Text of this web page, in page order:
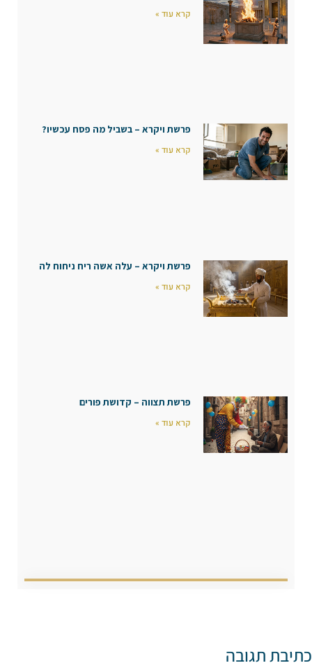
קרא עוד »
פרשת ויקרא – בשביל מה פסח עכשיו?
קרא עוד »
פרשת ויקרא – עלה אשה ריח ניחוח לה
קרא עוד »
פרשת תצווה – קדושת פורים
קרא עוד »
כתיבת תגובה